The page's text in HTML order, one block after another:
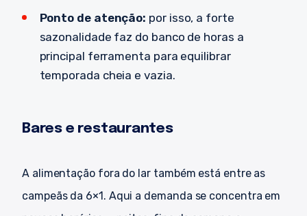
Ponto de atenção: por isso, a forte
sazonalidade faz do banco de horas a
principal ferramenta para equilibrar
temporada cheia e vazia.
Bares e restaurantes
A alimentação fora do lar também está entre as
campeãs da 6×1. Aqui a demanda se concentra em